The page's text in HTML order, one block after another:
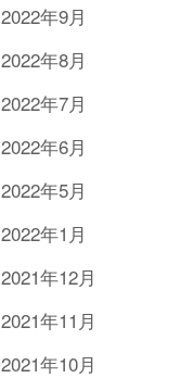
2022年9月
2022年8月
2022年7月
2022年6月
2022年5月
2022年1月
2021年12月
2021年11月
2021年10月